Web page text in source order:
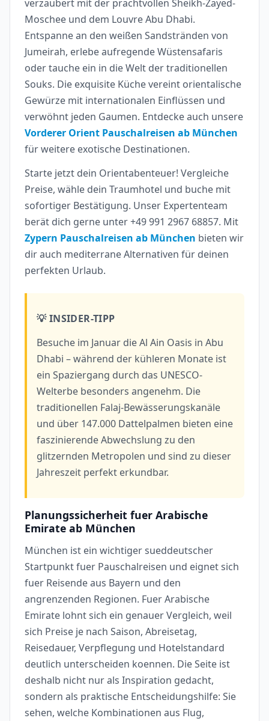
verzaubert mit der prachtvollen Sheikh-Zayed-
Moschee und dem Louvre Abu Dhabi.
Entspanne an den weißen Sandstränden von
Jumeirah, erlebe aufregende Wüstensafaris
oder tauche ein in die Welt der traditionellen
Souks. Die exquisite Küche vereint orientalische
Gewürze mit internationalen Einflüssen und
verwöhnt jeden Gaumen. Entdecke auch unsere
Vorderer Orient Pauschalreisen ab München
für weitere exotische Destinationen.
Starte jetzt dein Orientabenteuer! Vergleiche
Preise, wähle dein Traumhotel und buche mit
sofortiger Bestätigung. Unser Expertenteam
berät dich gerne unter +49 991 2967 68857. Mit
Zypern Pauschalreisen ab München bieten wir
dir auch mediterrane Alternativen für deinen
perfekten Urlaub.
💡 INSIDER-TIPP
Besuche im Januar die Al Ain Oasis in Abu
Dhabi – während der kühleren Monate ist
ein Spaziergang durch das UNESCO-
Welterbe besonders angenehm. Die
traditionellen Falaj-Bewässerungskanäle
und über 147.000 Dattelpalmen bieten eine
faszinierende Abwechslung zu den
glitzernden Metropolen und sind zu dieser
Jahreszeit perfekt erkundbar.
Planungssicherheit fuer Arabische
Emirate ab München
München ist ein wichtiger sueddeutscher
Startpunkt fuer Pauschalreisen und eignet sich
fuer Reisende aus Bayern und den
angrenzenden Regionen. Fuer Arabische
Emirate lohnt sich ein genauer Vergleich, weil
sich Preise je nach Saison, Abreisetag,
Reisedauer, Verpflegung und Hotelstandard
deutlich unterscheiden koennen. Die Seite ist
deshalb nicht nur als Inspiration gedacht,
sondern als praktische Entscheidungshilfe: Sie
sehen, welche Kombinationen aus Flug,